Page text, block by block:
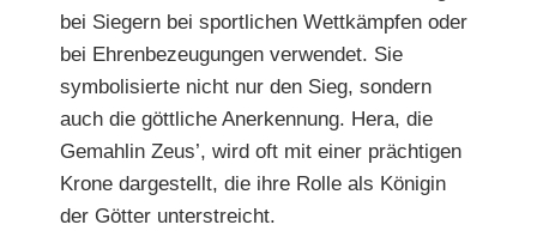
bei Siegern bei sportlichen Wettkämpfen oder
bei Ehrenbezeugungen verwendet. Sie
symbolisierte nicht nur den Sieg, sondern
auch die göttliche Anerkennung. Hera, die
Gemahlin Zeus’, wird oft mit einer prächtigen
Krone dargestellt, die ihre Rolle als Königin
der Götter unterstreicht.